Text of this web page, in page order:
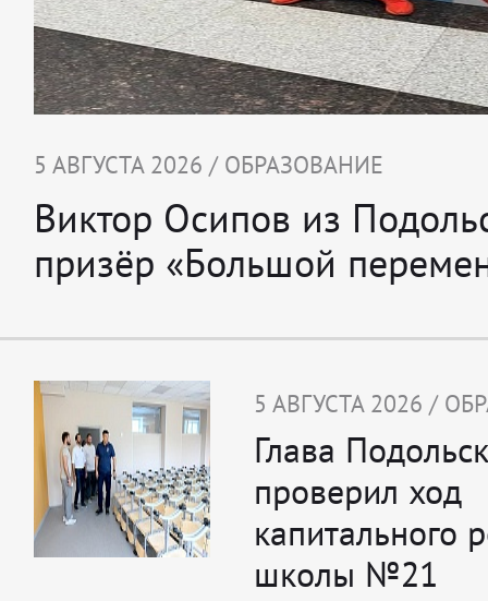
5 АВГУСТА 2026 / ОБРАЗОВАНИЕ
Виктор Осипов из
призёр «Большой
5 АВГУСТА 2026 /
Глава
проверил ход
капитального
школы №21